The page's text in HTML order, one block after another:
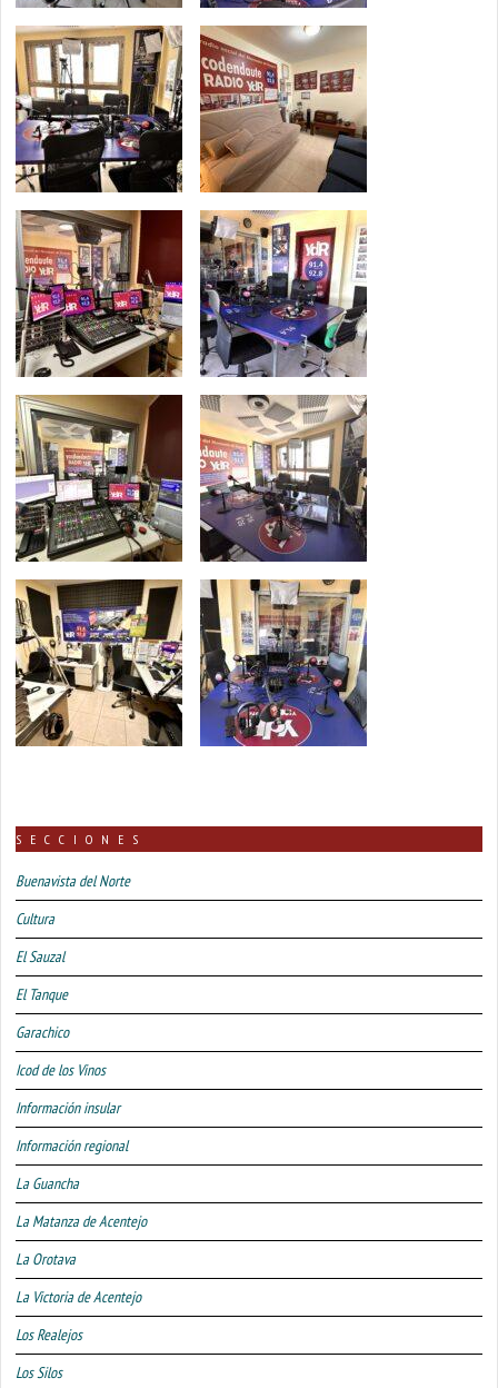
SECCIONES
Buenavista del Norte
Cultura
El Sauzal
El Tanque
Garachico
Icod de los Vinos
Información insular
Información regional
La Guancha
La Matanza de Acentejo
La Orotava
La Victoria de Acentejo
Los Realejos
Los Silos